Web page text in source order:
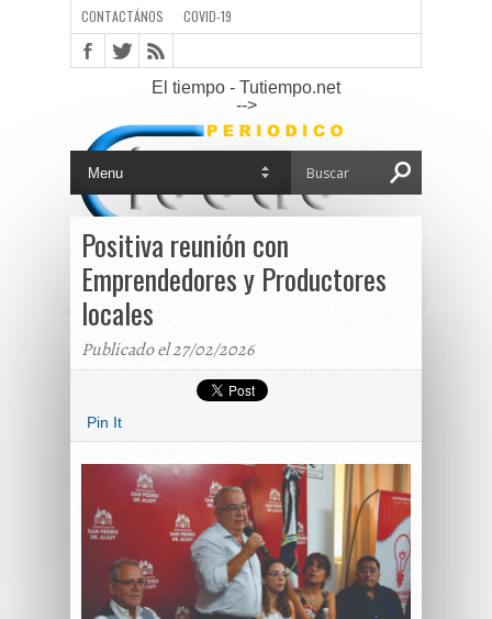
CONTACTÁNOS COVID-19
El tiempo - Tutiempo.net
-->
Positiva reunión con
Emprendedores y Productores
locales
Publicado el 27/02/2026
Pin It